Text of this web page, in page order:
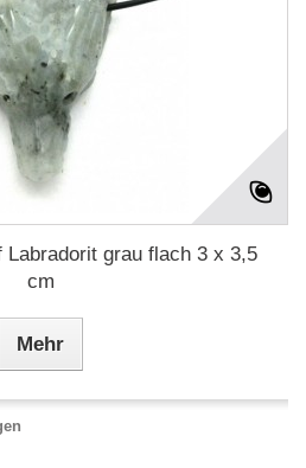
Labradorit grau flach 3 x 3,5
cm
Mehr